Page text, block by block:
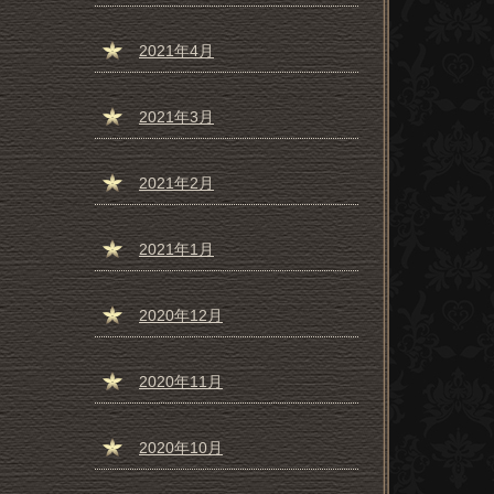
2021年4月
2021年3月
2021年2月
2021年1月
2020年12月
2020年11月
2020年10月